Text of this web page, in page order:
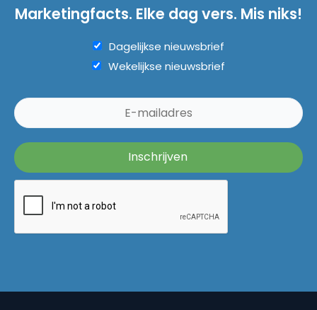
Marketingfacts. Elke dag vers. Mis niks!
Dagelijkse nieuwsbrief
Wekelijkse nieuwsbrief